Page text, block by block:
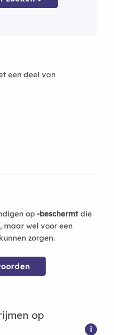
een deel van
op -beschermtdie
maar wel voor een
zorgen.
op
i